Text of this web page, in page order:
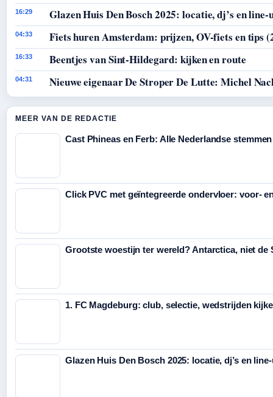
16:29 Glazen Huis Den Bosch 2025: locatie, dj’s en line-
04:33 Fiets huren Amsterdam: prijzen, OV-fiets en tips
16:33 Beentjes van Sint-Hildegard: kijken en route
04:31 Nieuwe eigenaar De Stroper De Lutte: Michel
MEER VAN DE REDACTIE
Cast Phineas en Ferb: Alle Nederlandse stemmen
Click PVC met geïntegreerde ondervloer: voor-
Grootste woestijn ter wereld? Antarctica, niet de
1. FC Magdeburg: club, selectie, wedstrijden
Glazen Huis Den Bosch 2025: locatie, dj’s en